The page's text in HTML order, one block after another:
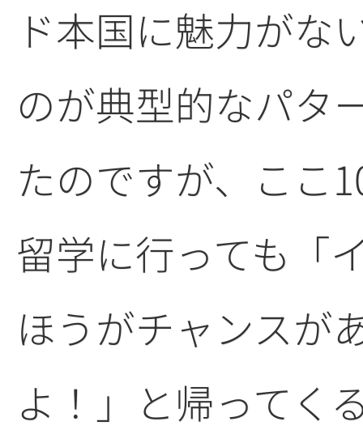
ド本国に魅力がな
のが典型的なパタ
たのですが、ここ
留学に行っても「
ほうがチャンスが
よ！」と帰ってく